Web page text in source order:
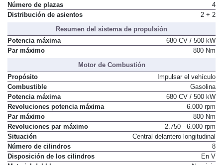
Número de plazas
4
Distribución de asientos
2 + 2
Resumen del sistema de propulsión
Potencia máxima
680 CV / 500 kW
Par máximo
800 Nm
Motor de Combustión
Propósito
Impulsar el vehículo
Combustible
Gasolina
Potencia máxima
680 CV / 500 kW
Revoluciones potencia máxima
6.000 rpm
Par máximo
800 Nm
Revoluciones par máximo
2.750 - 6.000 rpm
Situación
Central delantero longitudinal
Número de cilindros
8
Disposición de los cilindros
En V